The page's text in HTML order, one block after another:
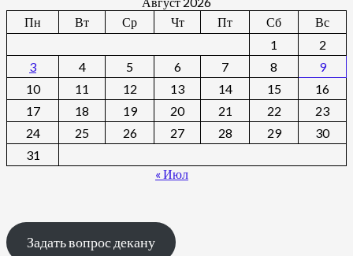
Пн
Вт Ср Чт Пт Сб
Вс
1
2
3
4 5 6 7 8
9
10
11 12 13 14 15
16
17
18 19 20 21 22
23
24
25 26 27 28 29
30
31
« Июл
Задать вопрос декану